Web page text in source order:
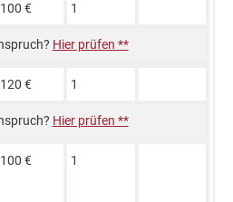
100 € 1
Hier prüfen **
120 € 1
Hier prüfen **
100 € 1